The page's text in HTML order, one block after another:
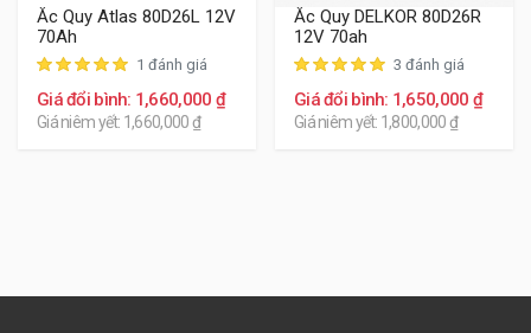
Ắc Quy Atlas 80D26L 12V
70Ah
1 đánh giá
Giá đổi bình: 1,660,000 ₫
Giá niêm yết: 1,660,000 ₫
Ắc Quy DELKOR 80D26R
12V 70ah
3 đánh giá
Giá đổi bình: 1,650,000 ₫
Giá niêm yết: 1,800,000 ₫